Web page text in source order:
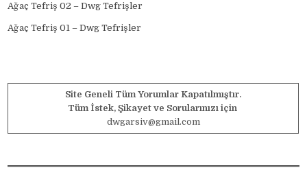
Ağaç Tefriş 02 – Dwg Tefrişler
Ağaç Tefriş 01 – Dwg Tefrişler
Site Geneli Tüm Yorumlar Kapatılmıştır.
Tüm İstek, Şikayet ve Sorularınızı için
dwgarsiv@gmail.com